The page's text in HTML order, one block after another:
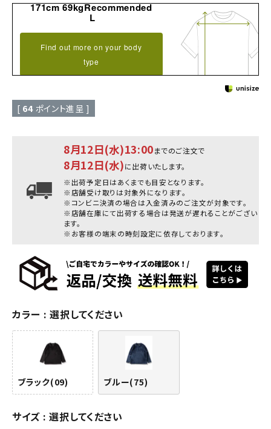
171cm 69kgRecommended
L
Find out more on your body
type
[ 64 ポイント進呈 ]
8月12日(水)13:00までのご注文で
8月12日(水)に出荷いたします。
※出荷予定日はあくまでも目安となります。
※店舗受け取りは対象外になります。
※コンビニ決済の場合は入金済みのご注文が対象です。
※店舗在庫にて出荷する場合は発送が遅れることがござい
ます。
※お客様の端末の時刻設定に依存しております。
カラー 選択してください
ブラック(09) ブルー(75)
サイズ 選択してください